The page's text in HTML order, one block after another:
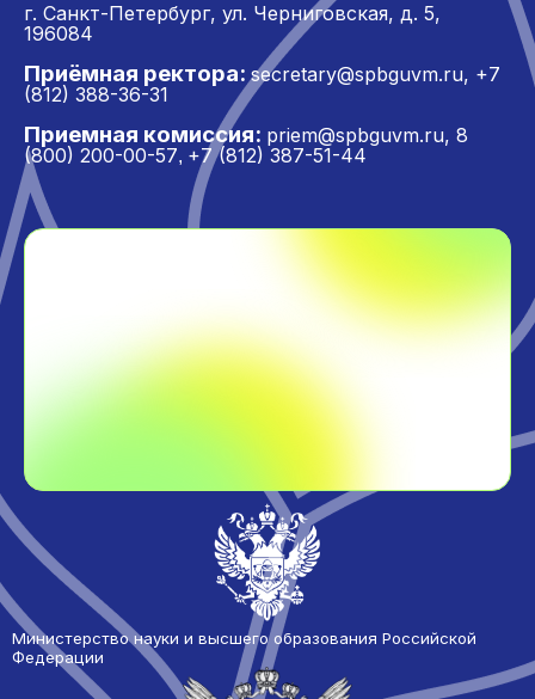
г. Санкт-Петербург, ул. Черниговская, д. 5,
196084
Приёмная ректора: secretary@spbguvm.ru, +7
(812) 388-36-31
Приемная комиссия: priem@spbguvm.ru, 8
(800) 200-00-57, +7 (812) 387-51-44
Министерство науки и высшего образования Российской
Федерации